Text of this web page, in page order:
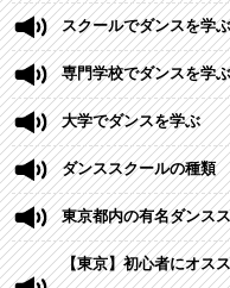
スクールでダンスを学ぶ
専門学校でダンスを学ぶ
大学でダンスを学ぶ
ダンススクールの種類
東京都内の有名ダンス
【東京】初心者にオス